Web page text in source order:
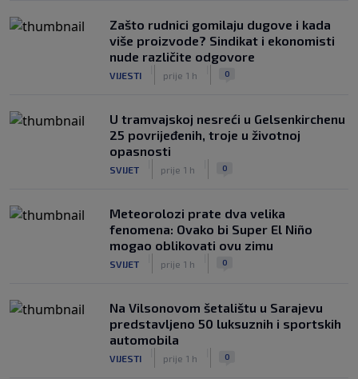
Zašto rudnici gomilaju dugove i kada
više proizvode? Sindikat i ekonomisti
nude različite odgovore
VIJESTI prije 1 h 0
U tramvajskoj nesreći u Gelsenkirchenu
25 povrijeđenih, troje u životnoj
opasnosti
SVIJET prije 1 h 0
Meteorolozi prate dva velika
fenomena: Ovako bi Super El Niño
mogao oblikovati ovu zimu
SVIJET prije 1 h 0
Na Vilsonovom šetalištu u Sarajevu
predstavljeno 50 luksuznih i sportskih
automobila
VIJESTI prije 1 h 0